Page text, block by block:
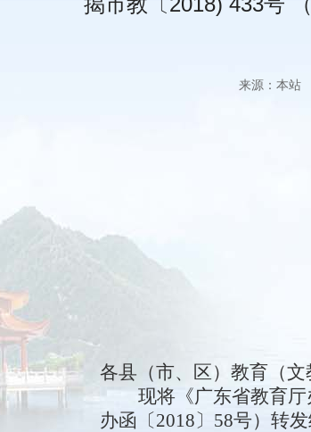
来源：本站
各县（市、区）教育（文
现将《广东省教育
办函 〔2018〕 58号）转